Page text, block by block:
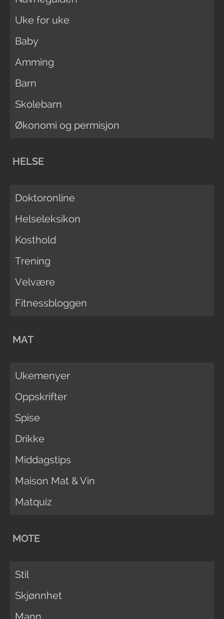
Uke for uke
Baby
Amming
Barn
Skolebarn
Økonomi og permisjon
HELSE
Doktoronline
Helseleksikon
Kosthold
Trening
Velvære
Fitnessbloggen
MAT
Ukemenyer
Oppskrifter
Spise
Drikke
Middagstips
Maison Mat & Vin
Matquiz
MOTE
Stil
Skjønnhet